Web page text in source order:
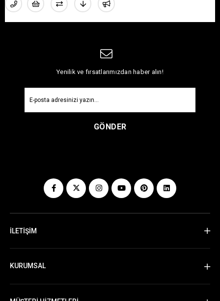
Yenilik ve fırsatlarımızdan haber alın!
GÖNDER
İLETİŞİM
KURUMSAL